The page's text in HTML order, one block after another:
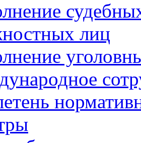
лиц